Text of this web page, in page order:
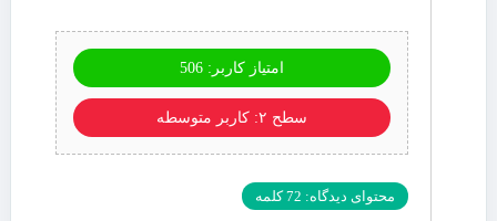
امتیاز کاربر: 506
سطح ۲: کاربر متوسطه
محتوای دیدگاه: 72 کلمه